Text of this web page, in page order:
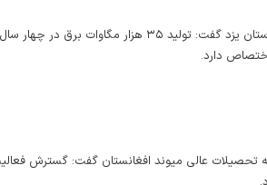
گامی به سوی مدیریت بهینه انرژی برق مشترکین خانگیمدیرعامل شرکت توزیع نیروی برق استان یزد گفت: تولید ۳۵ هزار
تحصیلات عالی میوند افغانستان گفت: گسترش